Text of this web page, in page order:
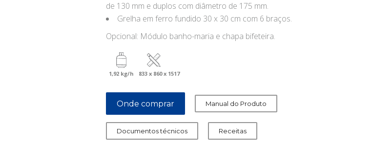
de 130 mm e duplos com diâmetro de 175 mm.
Grelha em ferro fundido 30 x 30 cm com 6 braços.
Opcional: Módulo banho-maria e chapa bifeteira.
1,92 kg/h 833 x 860 x 1517
Onde comprar Manual do Produto
Documentos técnicos Receitas